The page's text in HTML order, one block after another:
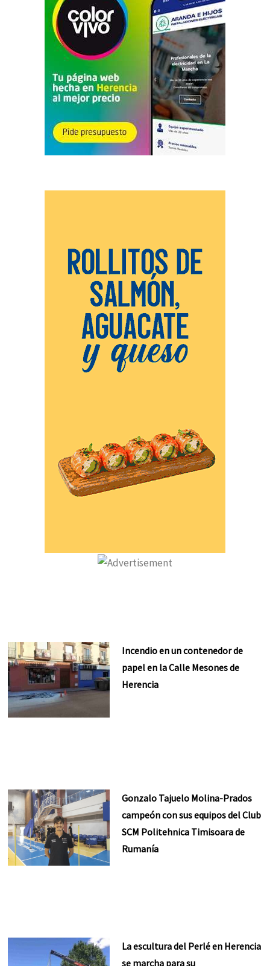
Incendio en un contenedor de
papel en la Calle Mesones de
Herencia
Gonzalo Tajuelo Molina-Prados
campeón con sus equipos del Club
SCM Politehnica Timisoara de
Rumanía
La escultura del Perlé en Herencia
se marcha para su